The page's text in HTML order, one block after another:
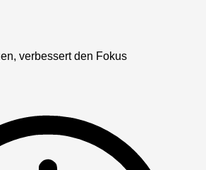
verbessert den Fokus